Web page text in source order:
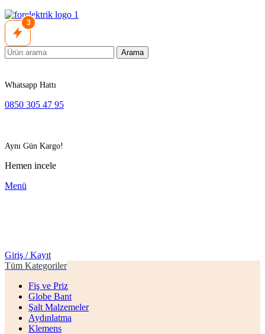
3
Arama
Whatsapp Hattı
0850 305 47 95
Aynı Gün Kargo!
Hemen incele
Menü
Giriş / Kayıt
Tüm Kategoriler
Fiş ve Priz
Globe Bant
Şalt Malzemeler
Aydınlatma
Klemens